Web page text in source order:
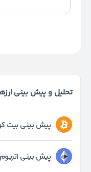
تحلیل و پیش بینی
پیش بینی بیت
پیش بینی اتریوم